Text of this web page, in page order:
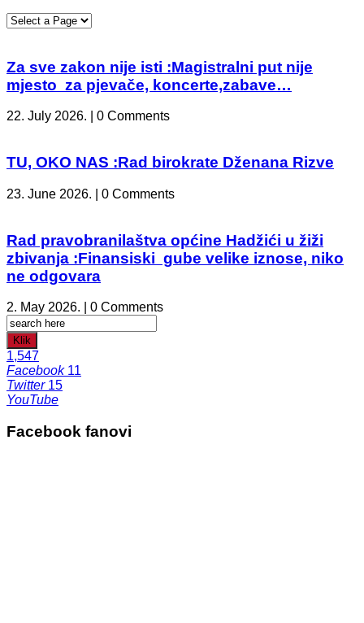
Za sve zakon nije isti :Magistralni put nije
mjesto za pjevače, koncerte,zabave…
22. July 2026. | 0 Comments
TU, OKO NAS :Rad birokrate Dženana Rizve
23. June 2026. | 0 Comments
Rad pravobranilaštva općine Hadžići u žiži
zbivanja :Finansiski gube velike iznose, niko
ne odgovara
2. May 2026. | 0 Comments
Klik
1,547
Facebook 11
Twitter 15
YouTube
Facebook fanovi